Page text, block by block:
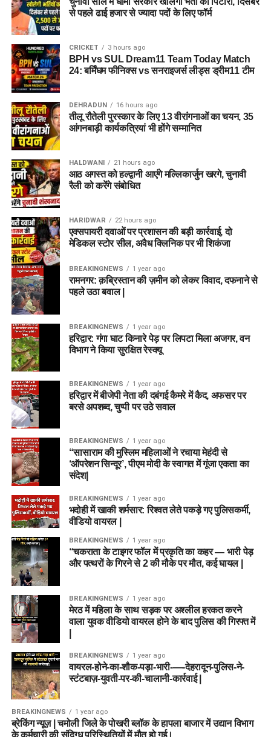
से पहले ढाई हजार से ज्यादा पदों के लिए फॉर्म
CRICKET 3 hours ago
BPH vs SUL Dream11 Team Today Match
24: बर्मिंघम फीनिक्स vs सनराइजर्स लीड्स ड्रीम11 टीम
DEHRADUN 16 hours ago
तीलू रौतेली पुरस्कार के लिए 13 वीरांगनाओं का चयन, 35
आंगनबाड़ी कार्यकत्रियां भी होंगे सम्मानित
HALDWANI 21 hours ago
आठ अगस्त को हल्द्वानी आएंगे मल्लिकार्जुन खरगे, चुनावी
रैली को करेंगे संबोधित
HARIDWAR 22 hours ago
एक्सपायरी दवाओं पर प्रशासन की बड़ी कार्रवाई, दो
मेडिकल स्टोर सील, अवैध क्लिनिक पर भी शिकंजा
BREAKINGNEWS 1 year ago
रामनगर: क़ब्रिस्तान की ज़मीन को लेकर विवाद, दफनाने से
पहले उठा बवाल |
BREAKINGNEWS 1 year ago
हरिद्वार: गंगा घाट किनारे पेड़ पर लिपटा मिला अजगर, वन
विभाग ने किया सुरक्षित रेस्क्यू
BREAKINGNEWS 1 year ago
हरिद्वार में बीजेपी नेता की दबंगई कैमरे में कैद, अफसर पर
बरसे अपशब्द, चुप्पी पर उठे सवाल
BREAKINGNEWS 1 year ago
“सासाराम की मुस्लिम महिलाओं ने रचाया मेहंदी से
‘ऑपरेशन सिन्दूर’, पीएम मोदी के स्वागत में गूंजा एकता का
संदेश|
BREAKINGNEWS 1 year ago
भदोही में खाकी शर्मसार: रिश्वत लेते पकड़े गए पुलिसकर्मी,
वीडियो वायरल |
BREAKINGNEWS 1 year ago
“चकराता के टाइगर फॉल में प्रकृति का कहर — भारी पेड़
और पत्थरों के गिरने से 2 की मौके पर मौत, कई घायल |
BREAKINGNEWS 1 year ago
मेरठ में महिला के साथ सड़क पर अश्लील हरकत करने
वाला युवक वीडियो वायरल होने के बाद पुलिस की गिरफ्त में
BREAKINGNEWS 1 year ago
वायरल-होने-का-शौक-पड़ा-भारी-—-देहरादून-पुलिस-ने-
स्टंटबाज़-युवती-पर-की-चालानी-कार्रवाई |
BREAKINGNEWS 1 year ago
ब्रेकिंग न्यूज़ | चमोली जिले के पोखरी ब्लॉक के हापला बाजार में उद्यान विभाग